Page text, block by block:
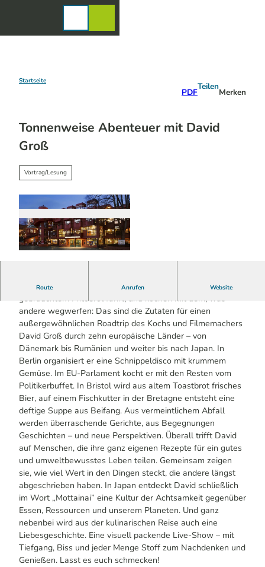
Startseite
PDF
Teilen
Merken
Tonnenweise Abenteuer mit David
Groß
Vortrag/Lesung
Route Anrufen Website
Eine Mülltonne als Küche, ein Land Rover, der mit
gebrauchtem Frittieröl fährt, und kochen mit dem, was
andere wegwerfen: Das sind die Zutaten für einen
außergewöhnlichen Roadtrip des Kochs und Filmemachers
David Groß durch zehn europäische Länder – von
Dänemark bis Rumänien und weiter bis nach Japan. In
Berlin organisiert er eine Schnippeldisco mit krummem
Gemüse. Im EU-Parlament kocht er mit den Resten vom
Politikerbuffet. In Bristol wird aus altem Toastbrot frisches
Bier, auf einem Fischkutter in der Bretagne entsteht eine
deftige Suppe aus Beifang. Aus vermeintlichem Abfall
werden überraschende Gerichte, aus Begegnungen
Geschichten – und neue Perspektiven. Überall trifft David
auf Menschen, die ihre ganz eigenen Rezepte für ein gutes
und umweltbewusstes Leben teilen. Gemeinsam zeigen
sie, wie viel Wert in den Dingen steckt, die andere längst
abgeschrieben haben. In Japan entdeckt David schließlich
im Wort „Mottainai” eine Kultur der Achtsamkeit gegenüber
Essen, Ressourcen und unserem Planeten. Und ganz
nebenbei wird aus der kulinarischen Reise auch eine
Liebesgeschichte. Eine visuell packende Live-Show – mit
Tiefgang, Biss und jeder Menge Stoff zum Nachdenken und
Genießen. Lasst es euch schmecken!